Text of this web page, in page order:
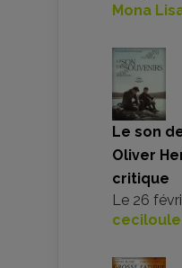
Mona
Le son
Oliver
critique
Le 26
ceciloule